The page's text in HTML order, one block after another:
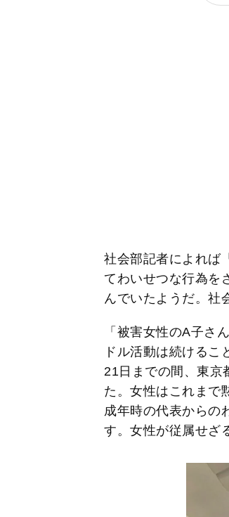
社会部記者によれば
てわいせつな行為を
んでいたようだ。社
「被害女性のA子さ
ドル活動は続ける
21日までの間、東京
た。女性はこれまで
成年時の代表からの
す。女性が従属せざ